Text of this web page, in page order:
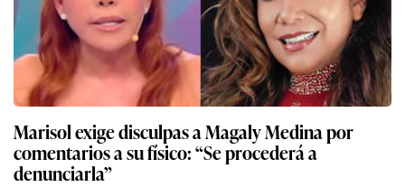
Marisol exige disculpas a Magaly Medina por
comentarios a su físico: “Se procederá a
denunciarla”